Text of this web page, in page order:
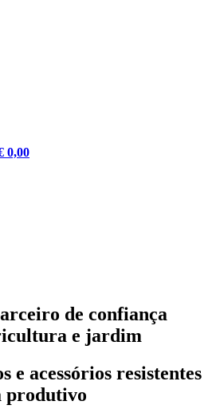
0,00
de confiança
e jardim
e acessórios resistentes
produtivo